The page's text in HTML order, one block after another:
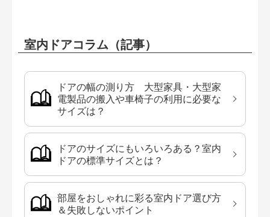
室内ドアコラム（記事）
ドアの幅の測り方 大型家具・大型家
電製品の搬入や車椅子の利用に必要な
サイズは？
ドアのサイズにもいろいろある？室内
ドアの標準サイズとは？
部屋をおしゃれに彩る室内ドア選び方
＆失敗しないポイント